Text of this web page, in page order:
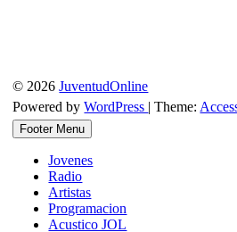
© 2026 JuventudOnline
Powered byWordPress | Theme:
Footer Menu
Jovenes
Radio
Artistas
Programacion
Acustico JOL